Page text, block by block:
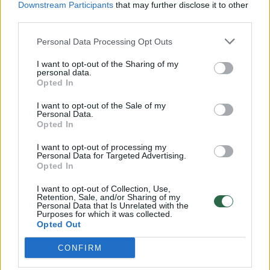
Downstream Participants that may further disclose it to other
Personal Data Processing Opt Outs
I want to opt-out of the Sharing of my
personal data.
Opted In
I want to opt-out of the Sale of my
Personal Data.
Opted In
I want to opt-out of processing my
Personal Data for Targeted Advertising.
Opted In
I want to opt-out of Collection, Use,
Retention, Sale, and/or Sharing of my
Personal Data that Is Unrelated with the
Purposes for which it was collected.
Opted Out
CONFIRM
00:00:57
Savaitės vidurys nusimato karštas: temperatūra kils iki
32 laipsnių šilumos
Žinios | Orai
V. Zalužno pasisakymą laiko bandymu įsitvirtinti
Ukrainos politikoje: jis yra neteisus
vaizdas pribloškia
Žinios | Lietuvos diena